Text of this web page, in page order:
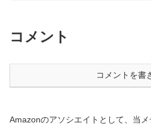
コメント
コメントを書
Amazonのアソシエイトとして、当